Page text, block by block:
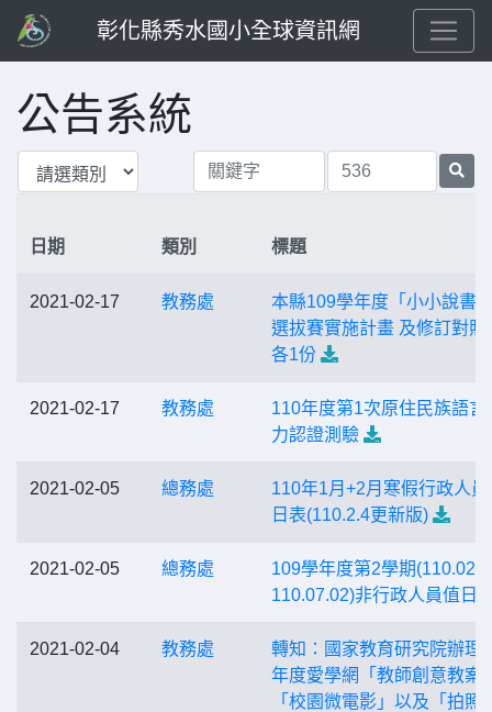
彰化縣秀水國小全球資訊網
公告系統
日期 類別 標題
2021-02-17 教務處
本縣109學年度「小小說書
選拔賽實施計畫 及修訂對照
各1份
2021-02-17 教務處
110年度第1次原住民族語言
力認證測驗
2021-02-05 總務處
110年1月+2月寒假行政人員
日表(110.2.4更新版)
2021-02-05 總務處
109學年度第2學期
110.07.02)非行政人員值日
2021-02-04 教務處
轉知：國家教育研究院辦理
年度愛學網「教師創意教案
「校園微電影」以及「拍照